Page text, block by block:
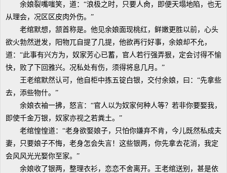
余娘裂嘴嗤笑，道：“浪极之时，只要人肏，即便天塌地陷，也无
从理会，况区区皮肉外伤。”
老绾默想，颔首称是。他见余娘面现桃红，鲜嫩更胜以前，心头
欲火勃然迸发，阳物兀自提了几提，他欲再行好事，余娘却不允，
道：“此事有兴方为，奴家芳心已蓄，官人若行强弄狠，定会讨得不愉
快，败了下回雅兴。况私处有伤，须得将息几月。”
王老绾默然认可，他自柜中拣五锭白银，交付余娘，曰：“先拿些
去，添些物什。”
余娘衣袖一拂，怒言：“官人以为奴家何种人等？若非你要娶我，
即使千金万银，奴家亦视之若粪土。”
老绾惶惶道：“老身欲娶娘子，只怕你嫌弃不肯，今儿既然私成夫
妻，只要娘子不悔，老身怎会失言！这些银两，你先拿去花消，我定
会风风光光娶你至家。”
余娘收了银两，整理衣衫，恋恋不舍离开。王老绾送别，甚是依